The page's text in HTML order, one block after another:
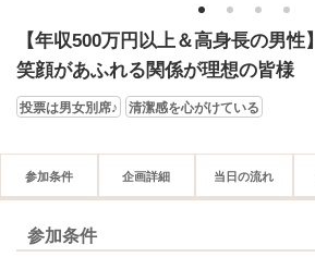
1 2 3 4
【年収500万円以上＆高身長の男性】
笑顔があふれる関係が理想の皆様
投票は男女別席♪ 清潔感を心がけている
参加条件 企画詳細 当日の流れ
参加条件